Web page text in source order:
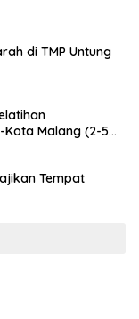
di TMP Untung
Kota Malang (2-5
Tempat